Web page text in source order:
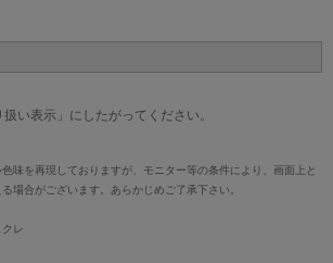
い表示」にしたがってください。
味を再現しておりますが、モニター等の条件により、画面上と
場合がございます。あらかじめご了承下さい。
レ